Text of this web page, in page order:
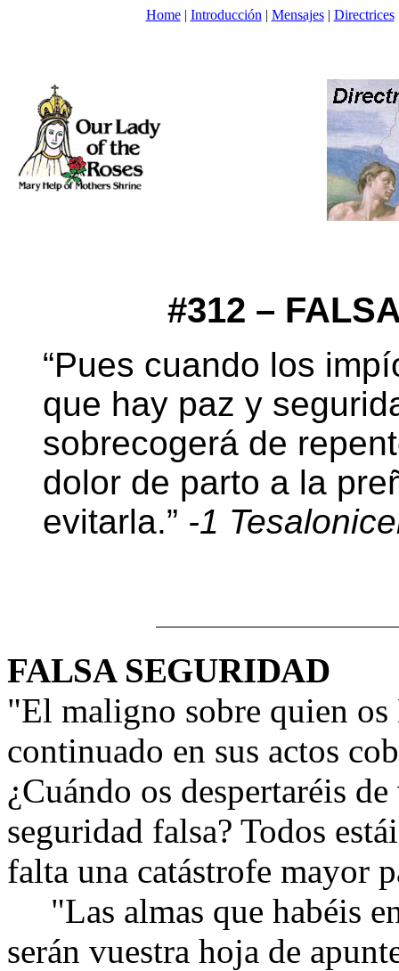
Home| Introducción | Mensajes| Directrices
#312 –
“Pues cuando los
que hay paz y
sobrecogerá de
dolor de parto a la
evitarla.” -1
FALSA SEGURIDAD
"El maligno sobre quien
continuado en sus actos
¿Cuándo os despertaréis
seguridad falsa? Todos
falta una catástrofe mayor
"Las almas que habéis
serán vuestra hoja de